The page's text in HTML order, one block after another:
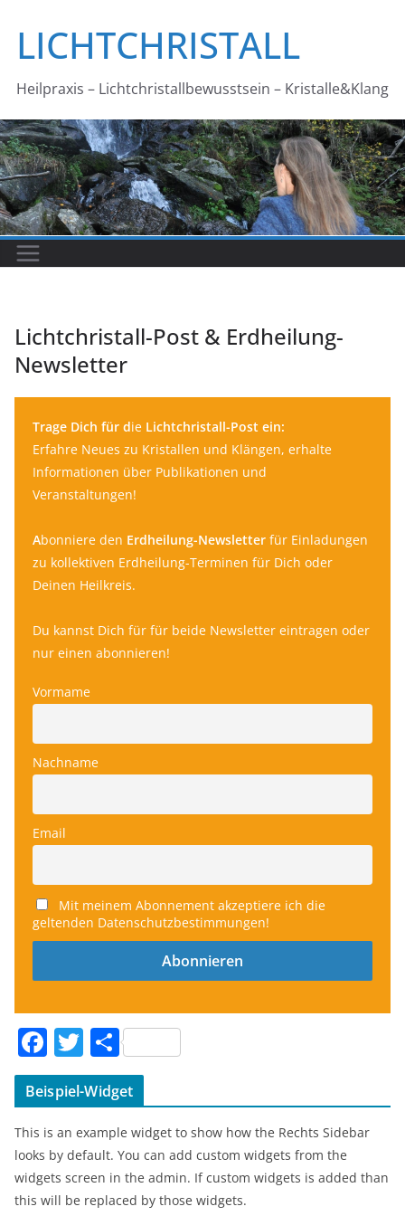
Inhalt
springen
LICHTCHRISTALL
Heilpraxis – Lichtchristallbewusstsein – Kristalle&Klang
Lichtchristall-Post & Erdheilung-
Newsletter
Trage Dich für die Lichtchristall-Post ein:
Erfahre Neues zu Kristallen und Klängen, erhalte
Informationen über Publikationen und
Veranstaltungen!
Abonniere den Erdheilung-Newsletter für Einladungen
zu kollektiven Erdheilung-Terminen für Dich oder
Deinen Heilkreis.
Du kannst Dich für für beide Newsletter eintragen oder
nur einen abonnieren!
Vormame
Nachname
Email
Mit meinem Abonnement akzeptiere ich die
geltenden Datenschutzbestimmungen!
F
a
c
e
b
o
T
w
itt
er
T
ei
le
n
Beispiel-Widget
This is an example widget to show how the Rechts Sidebar
looks by default. You can add custom widgets from the
widgets screen in the admin. If custom widgets is added than
this will be replaced by those widgets.